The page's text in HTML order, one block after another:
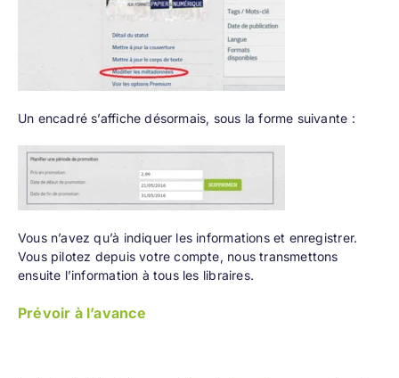
Un encadré s’affiche désormais, sous la forme suivante :
Vous n’avez qu’à indiquer les informations et enregistrer.
Vous pilotez depuis votre compte, nous transmettons
ensuite l’information à tous les libraires.
Prévoir à l’avance